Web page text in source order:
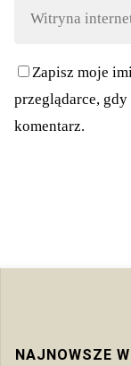
Zapisz moje
przeglądarce, gdy
komentarz.
NAJNOWSZE